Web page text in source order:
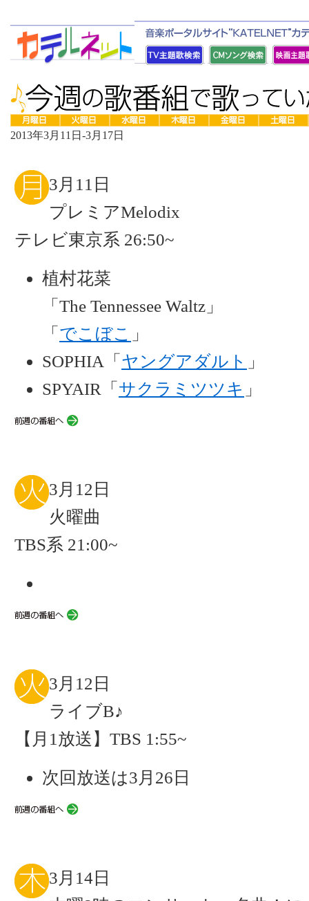
2013年3月11日-3月17日
3月11日
プレミアMelodix
テレビ東京系 26:50~
植村花菜
「The Tennessee Waltz」
「 でこぼこ
」
SOPHIA「 ヤングアダルト 」
SPYAIR「 サクラミツツキ 」
3月12日
火曜曲
TBS系 21:00~
3月12日
ライブB♪
【月1放送】TBS 1:55~
次回放送は3月26日
3月14日